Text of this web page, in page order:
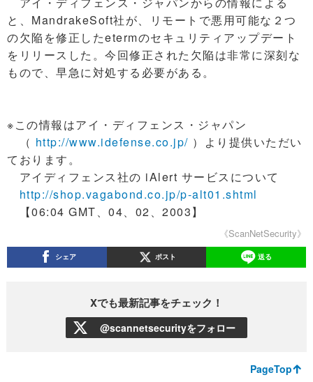
と、MandrakeSoft社が、リモートで悪用可能な２つ
の欠陥を修正したetermのセキュリティアップデート
をリリースした。今回修正された欠陥は非常に深刻な
もので、早急に対処する必要がある。
※この情報はアイ・ディフェンス・ジャパン
（ http://www.idefense.co.jp/ ）より提供いただい
ております。
アイディフェンス社の iAlert サービスについて
http://shop.vagabond.co.jp/p-alt01.shtml
【06:04 GMT、04、02、2003】
《ScanNetSecurity》
シェア ポスト 送る
Xでも最新記事をチェック！
@scannetsecurityをフォロー
PageTop